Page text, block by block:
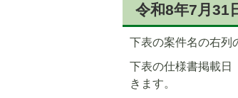
令和8年7月31
下表の案件名の右列
下表の仕様書掲載日
きます。